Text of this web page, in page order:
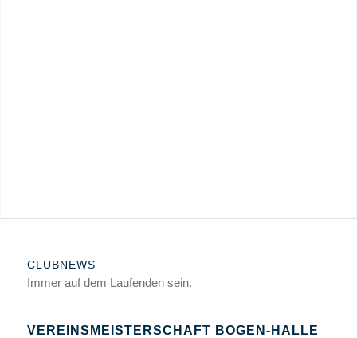
CLUBNEWS
Immer auf dem Laufenden sein.
VEREINSMEISTERSCHAFT BOGEN-HALLE